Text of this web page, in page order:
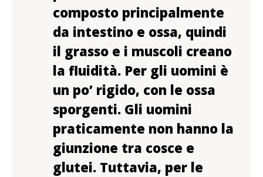
composto principalmente
da intestino e ossa, quindi
il grasso e i muscoli creano
la fluidità. Per gli uomini è
un po’ rigido, con le ossa
sporgenti. Gli uomini
praticamente non hanno la
giunzione tra cosce e
glutei. Tuttavia, per le